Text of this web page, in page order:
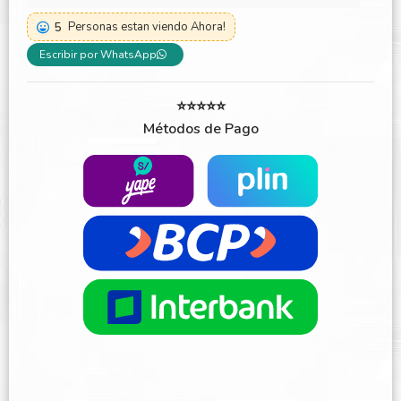
5 Personas estan viendo Ahora!
Escribir por WhatsApp
⭐⭐⭐⭐⭐
Métodos de Pago